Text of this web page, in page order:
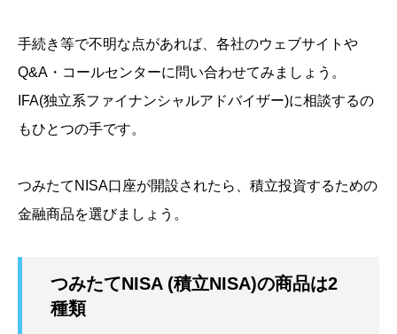
手続き等で不明な点があれば、各社のウェブサイトや
Q&A・コールセンターに問い合わせてみましょう。
IFA(独立系ファイナンシャルアドバイザー)に相談するの
もひとつの手です。
つみたてNISA口座が開設されたら、積立投資するための
金融商品を選びましょう。
つみたてNISA (積立NISA)の商品は2
種類